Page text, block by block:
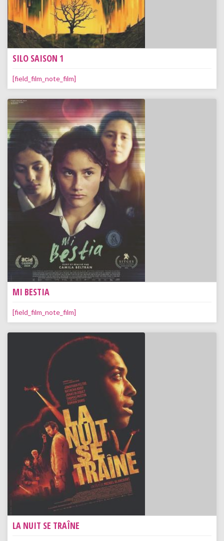
SILO SAISON 1
[field_film_note_film]
MI BESTIA
[field_film_note_film]
LA NUIT SE TRAÎNE